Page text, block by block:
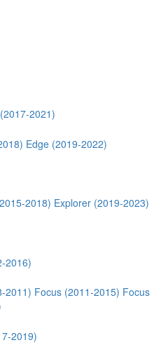
2021)
Edge (2019-2022)
2018) Explorer (2019-2023)
2016)
2011) Focus (2011-2015) Focus
2019)